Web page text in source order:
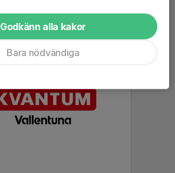
Godkänn alla kakor
Bara nödvändiga